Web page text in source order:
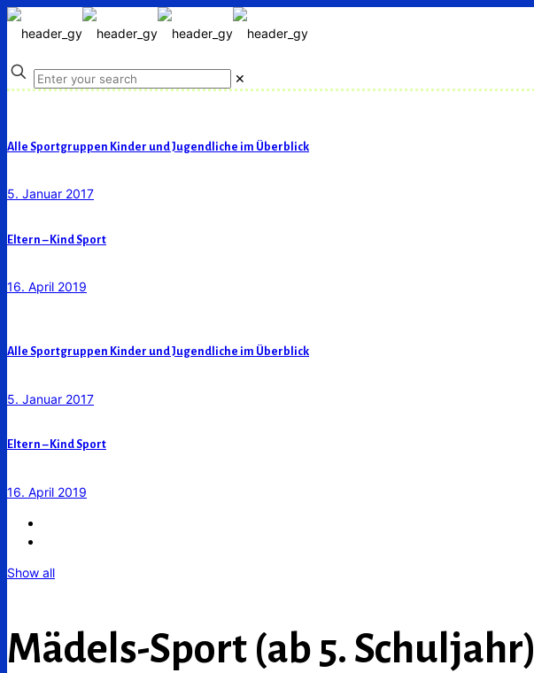
✕
Alle Sportgruppen Kinder und Jugendliche im Überblick
5. Januar 2017
Eltern – Kind Sport
16. April 2019
Alle Sportgruppen Kinder und Jugendliche im Überblick
5. Januar 2017
Eltern – Kind Sport
16. April 2019
Show all
Mädels-Sport (ab 5. Schuljahr)